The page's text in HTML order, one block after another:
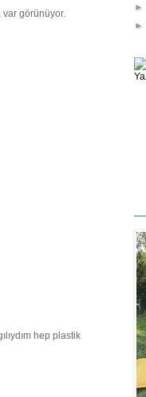
var görünüyor.
hep plastik
►
►